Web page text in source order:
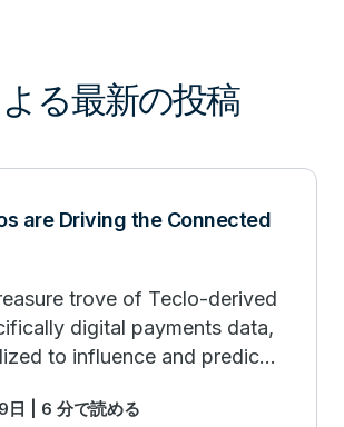
る最新の投稿
are Driving the Connected
trove of Teclo-derived
digital payments data,
to influence and predict
日 | 6 分で読める